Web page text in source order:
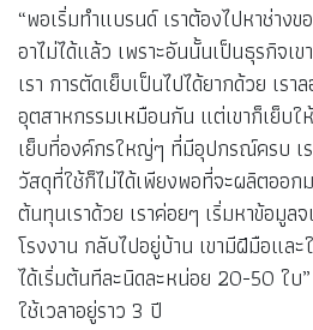
“พอเริ่มทำแบรนด์ เราต้องไปหาช่าง
อาไม่ได้แล้ว เพราะอันนั้นเป็นธุรกิจเข
เรา การตัดเย็บเป็นไปได้ยากด้วย เรา
อุตสาหกรรมเหมือนกัน แต่เขาก็เย็บใ
เย็บที่องค์กรใหญ่ๆ ที่มีอุปกรณ์ครบ เ
วัสดุที่ใช้ก็ไม่ได้เพียงพอที่จะผลิตออ
ต้นทุนเราด้วย เราค่อยๆ เริ่มหาข้อมู
โรงงาน กลับไปอยู่บ้าน เขามีฝีมือและ
ได้เริ่มต้นทีละนิดละหน่อย 20-50 ใบ
ใช้เวลาอยู่ราว 3 ปี